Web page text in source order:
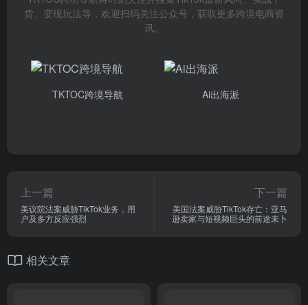
货、变现玩法等，欢迎扫码关注公众号，获取更多跨境电商资
讯。
TKTOC跨境导航 Ai出海派
上一篇
美议院法案威胁TikTok业务，用
户及多方反应强烈
下一篇
美国法案威胁TikTok存亡：亚马
逊卖家与短视频巨头的前途未卜
相关文章